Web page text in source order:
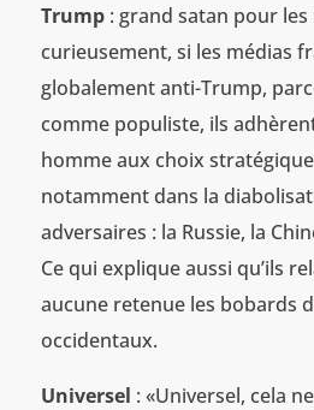
Trump : grand satan pour les
curieusement, si les médias
globalement anti-Trump,
comme populiste, ils
homme aux choix
notamment dans la
adversaires : la Russie, la
Ce qui explique aussi qu’ils
aucune retenue les bobards
occidentaux.
Universel : «Universel, cela